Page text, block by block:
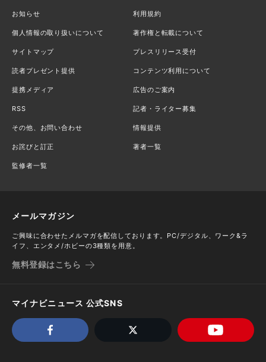
お知らせ 利用規約
個人情報の取り扱いについて 著作権と転載について
サイトマップ プレスリリース受付
読者プレゼント提供 コンテンツ利用について
提携メディア 広告のご案内
RSS 記者・ライター募集
その他、お問い合わせ 情報提供
お詫びと訂正 著者一覧
監修者一覧
メールマガジン
ご興味に合わせたメルマガを配信しております。PC/デジタル、ワーク&ラ
イフ、エンタメ/ホビーの3種類を用意。
無料登録はこちら
マイナビニュース 公式SNS